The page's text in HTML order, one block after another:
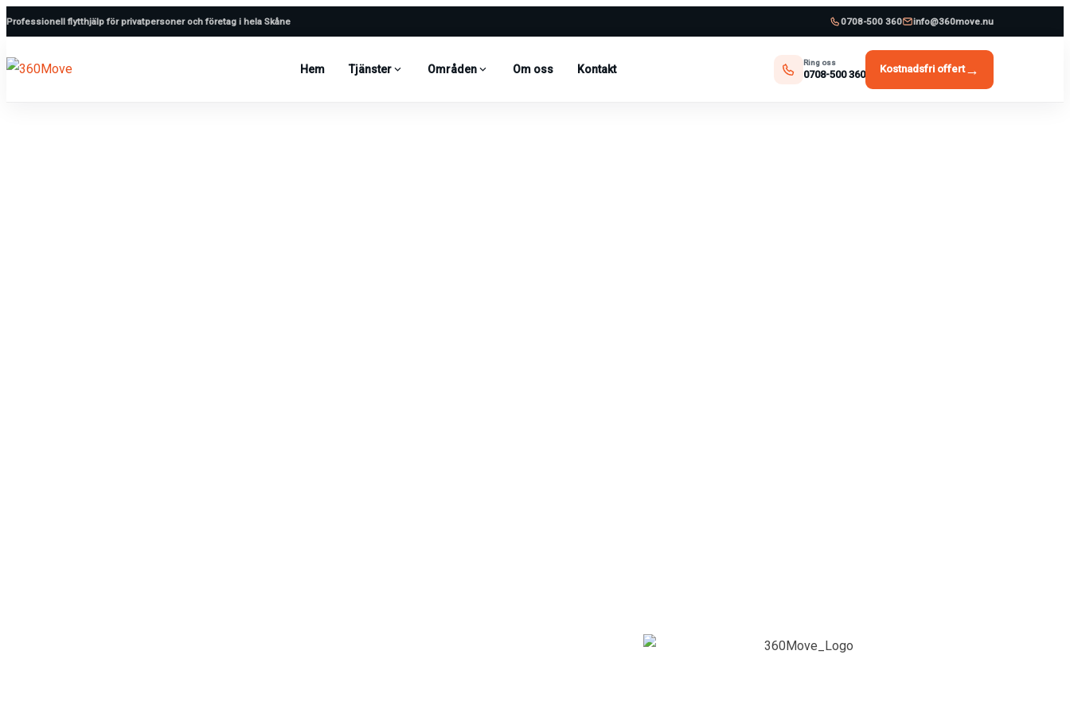
Professionell flytthjälp för privatpersoner och företag i hela Skåne 0708-500 360 info@360move.nu
Hem Tjänster Områden Om oss Kontakt
Ring oss
0708-500 360 Kostnadsfri offert→